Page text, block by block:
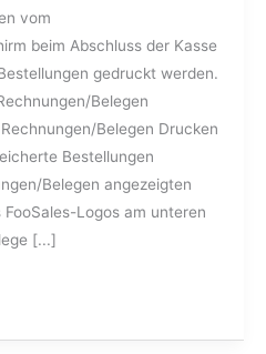
vom
beim Abschluss der Kasse
gedruckt werden.
Belegen
Belegen Drucken
Bestellungen
Belegen angezeigten
Logos am unteren
[...]